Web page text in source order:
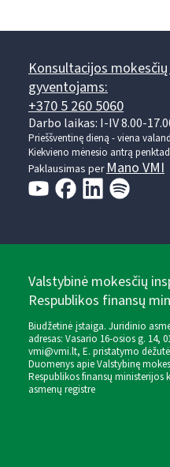
Konsultacijos
gyventojams:
+370 5 260 5060
Darbo laikas: I-IV 8.00-
Prieššventinę dieną - viena
Kiekvieno mėnesio antrą
Paklausimas perMano VMI
Valstybinė mokesčių
Respublikos finansų
Biudžetinė įstaiga. Juridinio
adresas: Vasario 16-osios g. 14,
vmi@vmi.lt, E. pristatymo
Duomenys apie Valstybinę
Respublikos finansų
asmenų registre